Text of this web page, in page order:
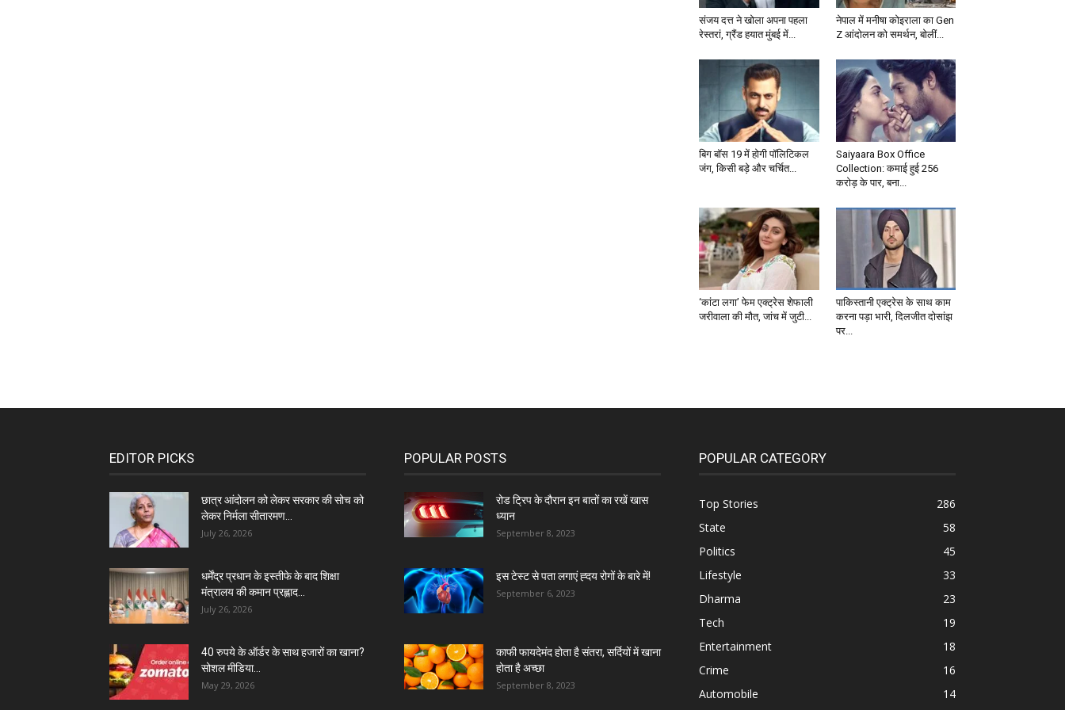
संजय दत्त ने खोला अपना पहला
रेस्तरां, ग्रैंड हयात मुंबई में...
नेपाल में मनीषा कोइराला का Gen
Z आंदोलन को समर्थन, बोलीं...
बिग बॉस 19 में होगी पॉलिटिकल
जंग, किसी बड़े और चर्चित...
Saiyaara Box Office
Collection: कमाई हुई 256
करोड़ के पार, बना...
‘कांटा लगा’ फेम एक्ट्रेस शेफाली
जरीवाला की मौत, जांच में जुटी...
पाकिस्तानी एक्ट्रेस के साथ काम
करना पड़ा भारी, दिलजीत दोसांझ
पर...
EDITOR PICKS
छात्र आंदोलन को लेकर सरकार की सोच को
लेकर निर्मला सीतारमण...
July 26, 2026
धर्मेंद्र प्रधान के इस्तीफे के बाद शिक्षा
मंत्रालय की कमान प्रह्लाद...
July 26, 2026
40 रुपये के ऑर्डर के साथ हजारों का खाना?
सोशल मीडिया...
May 29, 2026
POPULAR POSTS
रोड ट्रिप के दौरान इन बातों का रखें खास
ध्यान
September 8, 2023
इस टेस्ट से पता लगाएं ह्दय रोगों के बारे में!
September 6, 2023
काफी फायदेमंद होता है संतरा, सर्दियों में खाना
होता है अच्छा
September 8, 2023
POPULAR CATEGORY
Top Stories
286
State
58
Politics
45
Lifestyle
33
Dharma
23
Tech
19
Entertainment
18
Crime
16
Automobile
14